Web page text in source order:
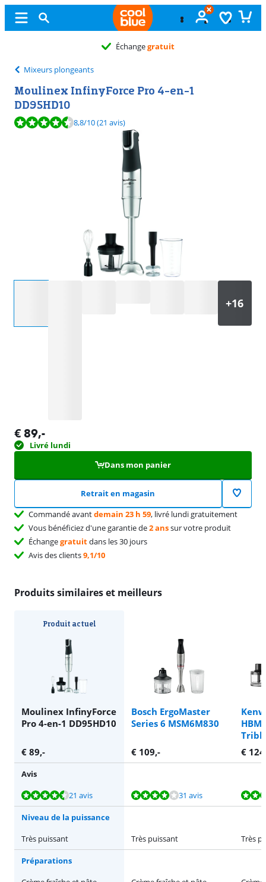
Échangegratuit
Mixeurs plongeants
Moulinex InfinyForce Pro 4-en-1
DD95HD10
La note est de 8,8 sur 10, basée sur 21 avis.
8,8/10(21 avis)
€ 89,-
Livré lundi
Dans mon panier
Retrait en magasin
Commandé avantdemain 23 h 59, livré lundi gratuitement
Vous bénéficiez d'une garantie de2 anssur votre produit
Échangegratuitdans les 30 jours
Avis des clients9,1/10
Produits similaires et meilleurs
Produit actuel
Moulinex InfinyForce
Pro 4-en-1 DD95HD10
Bosch ErgoMaster
Series 6 MSM6M830
€ 89,- € 109,- € 124
Avis
La note est de 8,8 sur 10, basée sur 21 avis.
21 avis
La note est de 8,3 sur 10, basée sur 31 avis. 31 avis
La note est de 9,5 sur 10, basée sur 1 avis.
La note est de 9,5 sur 10, basée sur 1 avis.
La note est de 8,9 sur 10, basée sur 48 avis.
Niveau de la puissance
Très puissant
Très puissant Très
Préparations